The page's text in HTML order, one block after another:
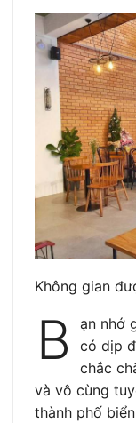
Không gian
B
ạn nhớ
có dịp
chắc
và vô cùng
thành phố